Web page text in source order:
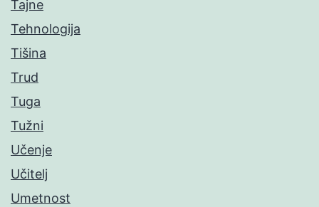
Tajne
Tehnologija
Tišina
Trud
Tuga
Tužni
Učenje
Učitelj
Umetnost